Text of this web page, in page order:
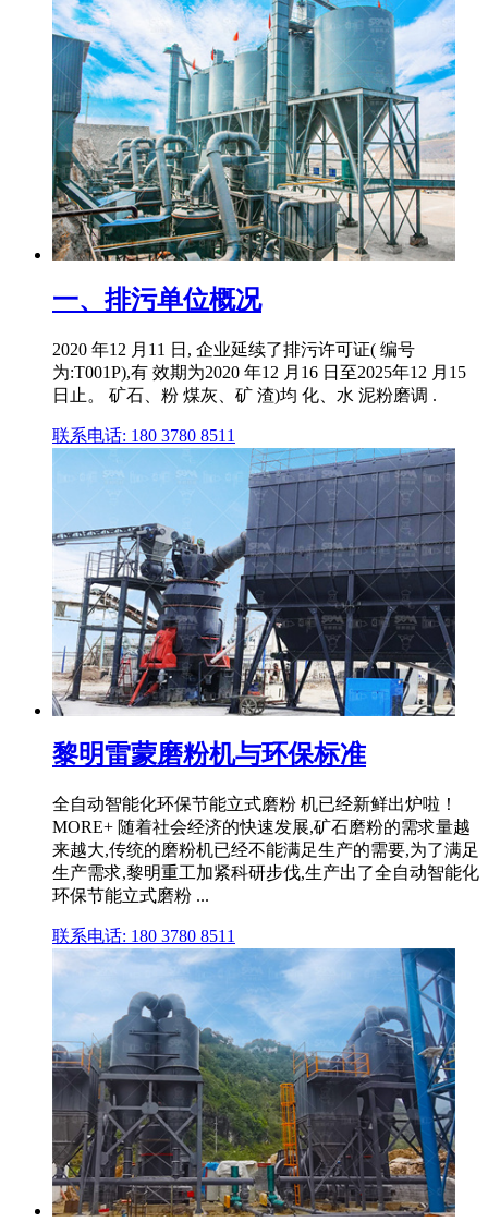
一、排污单位概况
2020 年12 月11 日, 企业延续了排污许可证( 编号
为:T001P),有 效期为2020 年12 月16 日至2025年12 月15
日止。 矿石、粉 煤灰、矿 渣)均 化、水 泥粉磨调 .
联系电话: 180 3780 8511
黎明雷蒙磨粉机与环保标准
全自动智能化环保节能立式磨粉 机已经新鲜出炉啦！
MORE+ 随着社会经济的快速发展,矿石磨粉的需求量越
来越大,传统的磨粉机已经不能满足生产的需要,为了满足
生产需求,黎明重工加紧科研步伐,生产出了全自动智能化
环保节能立式磨粉 ...
联系电话: 180 3780 8511